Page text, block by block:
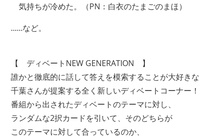
気持ちが冷めた。（PN：白衣のたまごのまほ）
......など。
【 ディベートNEW GENERATION 】
誰かと徹底的に話して答えを模索することが大好きな
千葉さんが提案する全く新しいディベートコーナー！
番組から出されたディベートのテーマに対し、
ランダムな2択カードを引いて、そのどちらが
このテーマに対して合っているのか、